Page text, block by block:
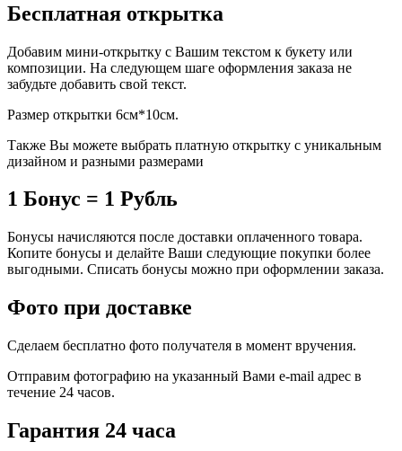
Бесплатная открытка
Добавим мини-открытку с Вашим текстом к букету или
композиции. На следующем шаге оформления заказа не
забудьте добавить свой текст.
Размер открытки 6см*10см.
Также Вы можете выбрать платную открытку с уникальным
дизайном и разными размерами
1 Бонус = 1 Рубль
Бонусы начисляются после доставки оплаченного товара.
Копите бонусы и делайте Ваши следующие покупки более
выгодными. Списать бонусы можно при оформлении заказа.
Фото при доставке
Сделаем бесплатно фото получателя в момент вручения.
Отправим фотографию на указанный Вами e-mail адрес в
течение 24 часов.
Гарантия 24 часа